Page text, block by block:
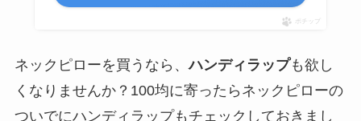
ポチップ
ネックピローを買うなら、ハンディラップも欲し
くなりませんか？100均に寄ったらネックピローの
ついでにハンディラップもチェックしておきまし